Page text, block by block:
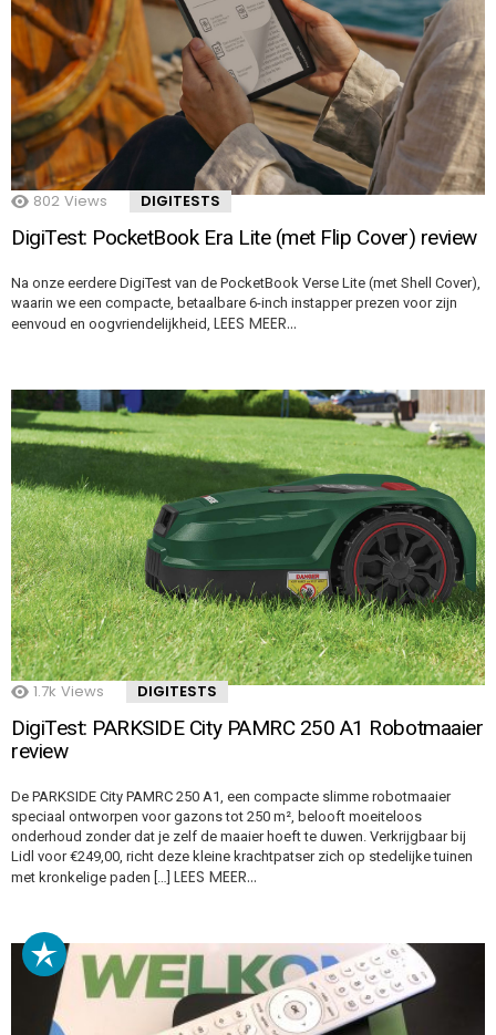
802 Views DIGITESTS
DigiTest: PocketBook Era Lite (met Flip Cover) review
Na onze eerdere DigiTest van de PocketBook Verse Lite (met Shell Cover),
waarin we een compacte, betaalbare 6-inch instapper prezen voor zijn
eenvoud en oogvriendelijkheid, LEES MEER…
1.7k Views DIGITESTS
DigiTest: PARKSIDE City PAMRC 250 A1 Robotmaaier
review
De PARKSIDE City PAMRC 250 A1, een compacte slimme robotmaaier
speciaal ontworpen voor gazons tot 250 m², belooft moeiteloos
onderhoud zonder dat je zelf de maaier hoeft te duwen. Verkrijgbaar bij
Lidl voor €249,00, richt deze kleine krachtpatser zich op stedelijke tuinen
met kronkelige paden […] LEES MEER…